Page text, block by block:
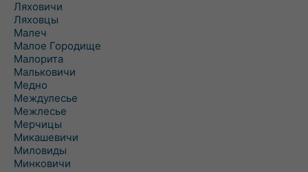
Ляховичи
Ляховцы
Малеч
Малое Городище
Малорита
Мальковичи
Медно
Междулесье
Межлесье
Мерчицы
Микашевичи
Миловиды
Минковичи